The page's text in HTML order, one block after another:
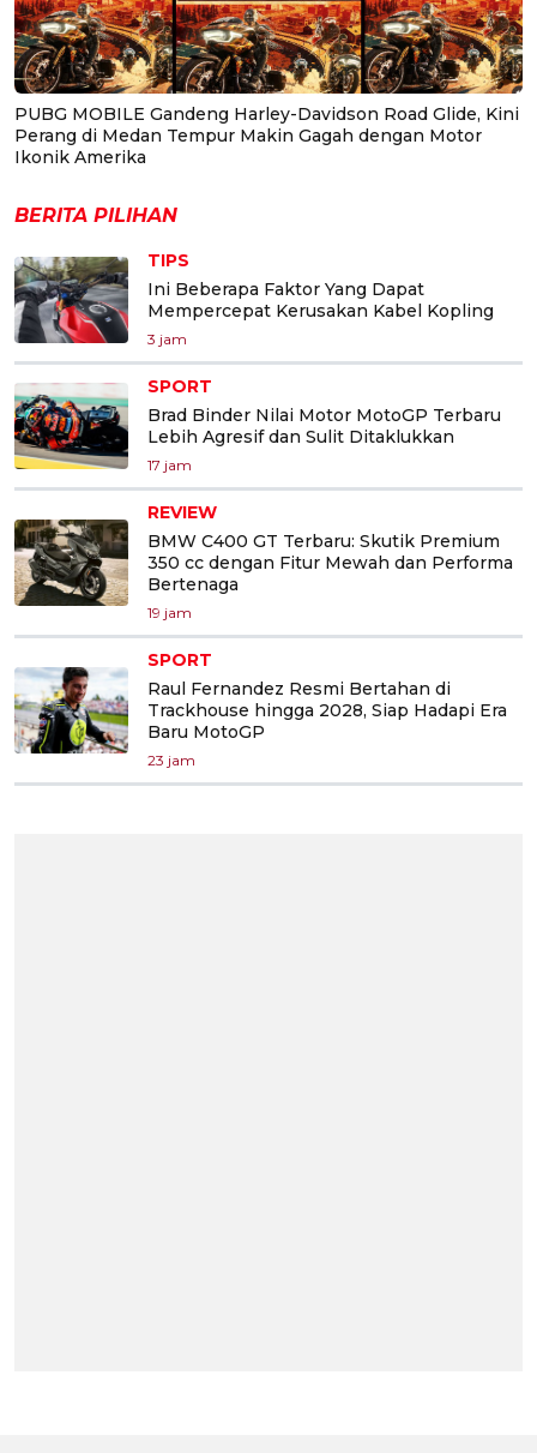
PUBG MOBILE Gandeng Harley-Davidson Road Glide, Kini
Perang di Medan Tempur Makin Gagah dengan Motor
Ikonik Amerika
BERITA PILIHAN
TIPS
Ini Beberapa Faktor Yang Dapat
Mempercepat Kerusakan Kabel Kopling
3 jam
SPORT
Brad Binder Nilai Motor MotoGP Terbaru
Lebih Agresif dan Sulit Ditaklukkan
17 jam
REVIEW
BMW C400 GT Terbaru: Skutik Premium
350 cc dengan Fitur Mewah dan Performa
Bertenaga
19 jam
SPORT
Raul Fernandez Resmi Bertahan di
Trackhouse hingga 2028, Siap Hadapi Era
Baru MotoGP
23 jam